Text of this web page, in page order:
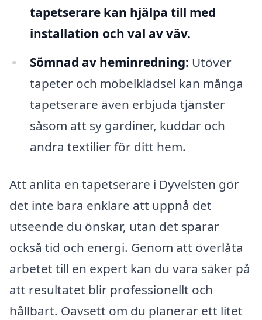
tapetserare kan hjälpa till med
installation och val av väv.
Sömnad av heminredning: Utöver
tapeter och möbelklädsel kan många
tapetserare även erbjuda tjänster
såsom att sy gardiner, kuddar och
andra textilier för ditt hem.
Att anlita en tapetserare i Dyvelsten gör
det inte bara enklare att uppnå det
utseende du önskar, utan det sparar
också tid och energi. Genom att överlåta
arbetet till en expert kan du vara säker på
att resultatet blir professionellt och
hållbart. Oavsett om du planerar ett litet